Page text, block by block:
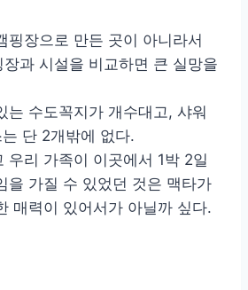
핑장으로 만든 곳이 아니라서
과 시설을 비교하면 큰 실망을
는 수도꼭지가 개수대고, 샤워
단 2개밖에 없다.
우리 가족이 이곳에서 1박 2일
을 가질 수 있었던 것은 맥타가
매력이 있어서가 아닐까 싶다.